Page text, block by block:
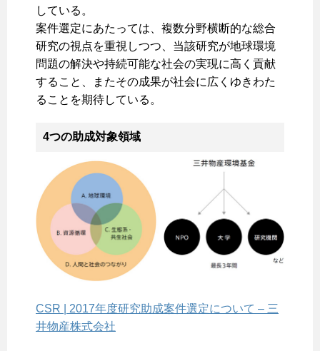
している。
案件選定にあたっては、複数分野横断的な総合
研究の視点を重視しつつ、当該研究が地球環境
問題の解決や持続可能な社会の実現に高く貢献
すること、またその成果が社会に広くゆきわた
ることを期待している。
4つの助成対象領域
CSR | 2017年度研究助成案件選定について – 三
井物産株式会社